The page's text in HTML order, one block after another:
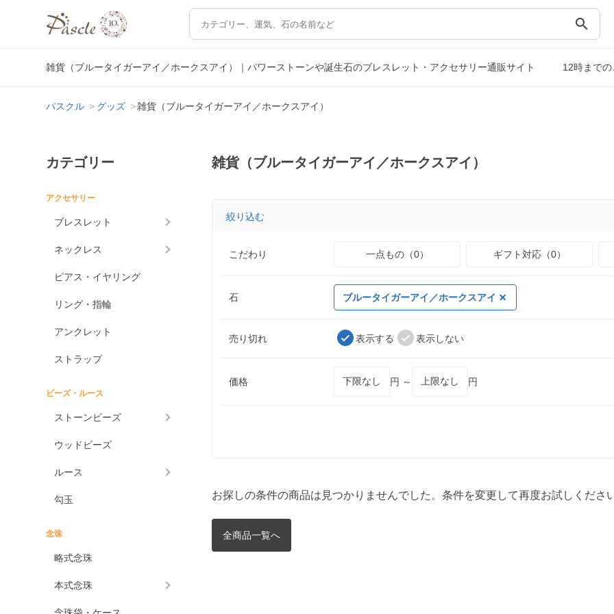
search
雑貨（ブルータイガーアイ／ホークスアイ）｜パワーストーンや誕生石のブレスレット・アクセサリー通販サイト 12時まで
パスクル グッズ 雑貨（ブルータイガーアイ／ホークスアイ）
カテゴリー
アクセサリー
ブレスレット
ネックレス
ピアス・イヤリング
リング・指輪
アンクレット
ストラップ
ビーズ・ルース
ストーンビーズ
ウッドビーズ
ルース
勾玉
念珠
略式念珠
本式念珠
雑貨（ブルータイガーアイ／ホークスアイ）
絞り込む
こだわり 一点もの（0） ギフト対応（0）
石 ブルータイガーアイ／ホークスアイ
売り切れ 表示する 表示しない
価格 円 ～ 円
お探しの条件の商品は見つかりませんでした。条件を変更して再度お試しください
全商品一覧へ